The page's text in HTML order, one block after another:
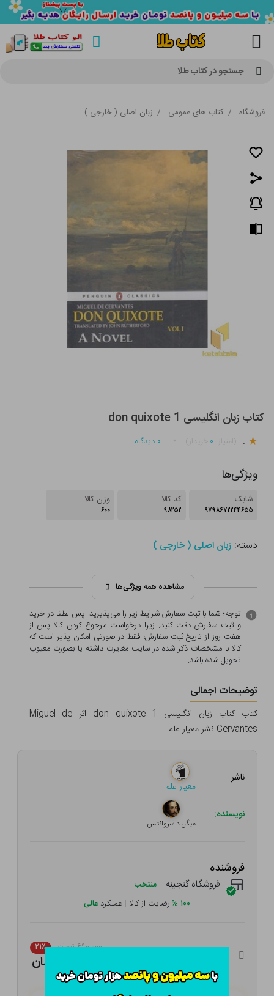
جستجو در کتاب طلا
فروشگاه / کتاب های عمومی / زبان اصلی ( خارجی )
کتاب زبان انگلیسی don quixote 1
. ۰ ۰ دیدگاه
ویژگی‌ها
شابک
۹۷۹۸۶۷۲۲۴۴۶۵۵
کد کالا
۹۸۲۵۲
وزن کالا
۶۰۰
دسته:زبان اصلی ( خارجی )
مشاهده همه ویژگی‌ها
توجه؛ شما با ثبت سفارش شرایط زیر را می‌پذیرید. پس لطفا در خرید
و ثبت سفارش دقت کنید. زیرا درخواست مرجوع کردن کالا پس از
هفت روز از تاریخ ثبت سفارش، فقط در صورتی امکان پذیر است که
کالا با مشخصات ذکر شده در سایت مغایرت داشته یا بصورت معيوب
تحویل شده باشد.
توضیحات اجمالی
کتاب کتاب زبان انگلیسی don quixote 1 اثر Miguel de
Cervantes نشر معیار علم
ناشر:
معیار علم
نویسنده:
میگل د سروانتس
فروشنده
فروشگاه گنجینه منتخب
۱۰۰ %رضایت از کالا | عملکرد عالی
۶۹۰,۰۰۰ تومان ۲۱٪